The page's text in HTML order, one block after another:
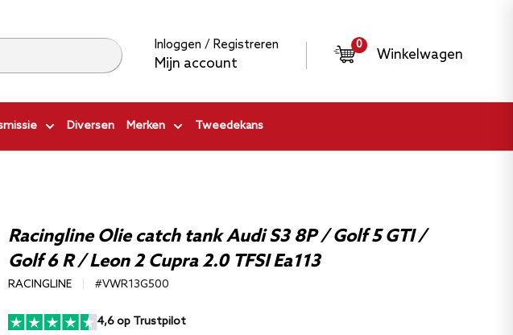
Inloggen / Registreren
Mijn account
0
Winkelwagen
Diversen Merken Tweedekans
Racingline Olie catch tank Audi S3 8P / Golf 5 GTI /
Golf 6 R / Leon 2 Cupra 2.0 TFSI Ea113
RACINGLINE #VWR13G500
4,6 op Trustpilot